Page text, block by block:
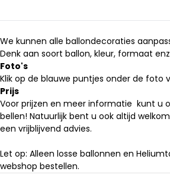
We kunnen alle ballondecoraties
Denk aan soort ballon, kleur, formaat
Foto's
Klik op de blauwe puntjes onder de foto
Prijs
Voor prijzen en meer informatie kunt u
bellen! Natuurlijk bent u ook altijd
een vrijblijvend advies.
Let op: Alleen losse ballonnen en
webshop bestellen.